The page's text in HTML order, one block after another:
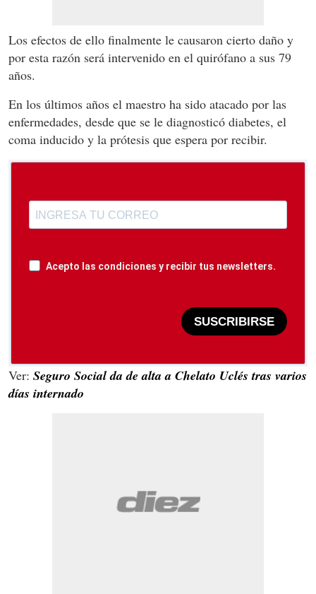
Los efectos de ello finalmente le causaron cierto daño y
por esta razón será intervenido en el quirófano a sus 79
años.
En los últimos años el maestro ha sido atacado por las
enfermedades, desde que se le diagnosticó diabetes, el
coma inducido y la prótesis que espera por recibir.
Acepto las condiciones y recibir tus newsletters.
SUSCRIBIRSE
Ver: Seguro Social da de alta a Chelato Uclés tras varios
días internado